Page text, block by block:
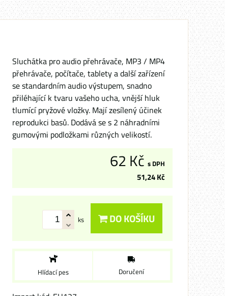
Sluchátka pro audio přehrávače, MP3 / MP4
přehrávače, počítače, tablety a další zařízení
se standardním audio výstupem, snadno
přiléhající k tvaru vašeho ucha, vnější hluk
tlumící pryžové vložky. Mají zesílený účinek
reprodukci basů. Dodává se s 2 náhradními
gumovými podložkami různých velikostí.
62 Kč s DPH
51,24 Kč
ks DO KOŠÍKU
Hlídací pes Doručení